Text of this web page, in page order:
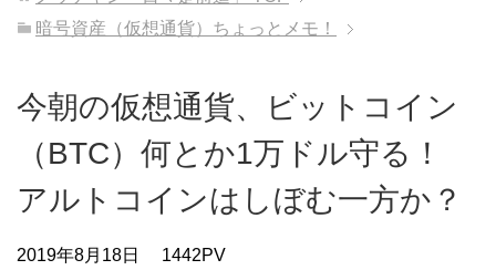
暗号資産（仮想通貨）ちょっとメモ！
今朝の仮想通貨、ビットコイン
（BTC）何とか1万ドル守る！
アルトコインはしぼむ一方か？
2019年8月18日 1442PV